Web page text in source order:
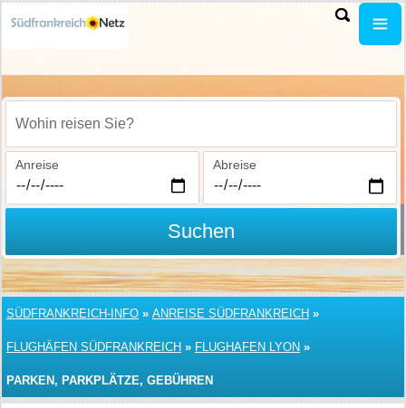
Wohin reisen Sie?
Anreise Abreise
Suchen
SÜDFRANKREICH-INFO » ANREISE SÜDFRANKREICH »
FLUGHÄFEN SÜDFRANKREICH » FLUGHAFEN LYON »
PARKEN, PARKPLÄTZE, GEBÜHREN